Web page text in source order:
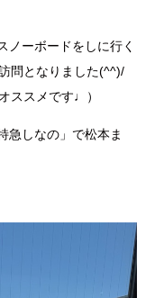
ノーボードをしに行く
問となりました(^^)/
ススメです♩）
急しなの」で松本ま